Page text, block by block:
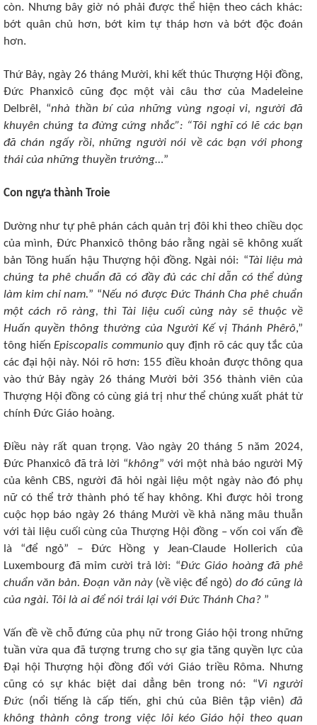
còn. Nhưng bây giờ nó phải được thể hiện theo cách khác:
bớt quân chủ hơn, bớt kim tự tháp hơn và bớt độc đoán
hơn.
Thứ Bảy, ngày 26 tháng Mười, khi kết thúc Thượng Hội đồng,
Đức Phanxicô cũng đọc một vài câu thơ của Madeleine
Delbrêl, “nhà thần bí của những vùng ngoại vi, người đã
khuyên chúng ta đừng cứng nhắc”: “Tôi nghĩ có lẽ các bạn
đã chán ngấy rồi, những người nói về các bạn với phong
thái của những thuyền trưởng…”
Con ngựa thành Troie
Dường như tự phê phán cách quản trị đôi khi theo chiều dọc
của mình, Đức Phanxicô thông báo rằng ngài sẽ không xuất
bản Tông huấn hậu Thượng hội đồng. Ngài nói: “Tài liệu mà
chúng ta phê chuẩn đã có đầy đủ các chỉ dẫn có thể dùng
làm kim chỉ nam.” “Nếu nó được Đức Thánh Cha phê chuẩn
một cách rõ ràng, thì Tài liệu cuối cùng này sẽ thuộc về
Huấn quyền thông thường của Người Kế vị Thánh Phêrô,”
tông hiếnEpiscopalis communioquy định rõ các quy tắc của
các đại hội này. Nói rõ hơn: 155 điều khoản được thông qua
vào thứ Bảy ngày 26 tháng Mười bởi 356 thành viên của
Thượng Hội đồng có cùng giá trị như thể chúng xuất phát từ
chính Đức Giáo hoàng.
Điều này rất quan trọng. Vào ngày 20 tháng 5 năm 2024,
Đức Phanxicô đã trả lời “không” với một nhà báo người Mỹ
của kênh CBS, người đã hỏi ngài liệu một ngày nào đó phụ
nữ có thể trở thành phó tế hay không. Khi được hỏi trong
cuộc họp báo ngày 26 tháng Mười về khả năng mâu thuẫn
với tài liệu cuối cùng của Thượng Hội đồng – vốn coi vấn đề
là “để ngỏ” – Đức Hồng y Jean-Claude Hollerich của
Luxembourg đã mỉm cười trả lời: “Đức Giáo hoàng đã phê
chuẩn văn bản. Đoạn văn này(về việc để ngỏ) do đó cũng là
của ngài. Tôi là ai để nói trái lại với Đức Thánh Cha? ”
Vấn đề về chỗ đứng của phụ nữ trong Giáo hội trong những
tuần vừa qua đã tượng trưng cho sự gia tăng quyền lực của
Đại hội Thượng hội đồng đối với Giáo triều Rôma. Nhưng
cũng có sự khác biệt dai dẳng bên trong nó: “Vì người
Đức (nổi tiếng là cấp tiến, ghi chú của Biên tập viên) đã
không thành công trong việc lôi kéo Giáo hội theo quan